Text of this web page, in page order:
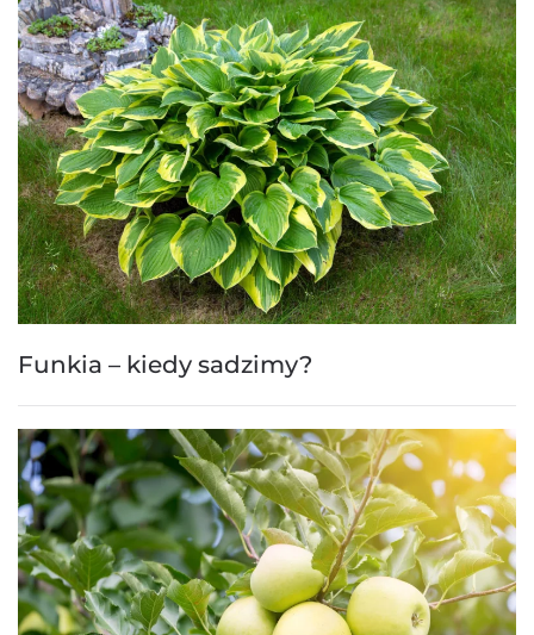
Funkia – kiedy sadzimy?